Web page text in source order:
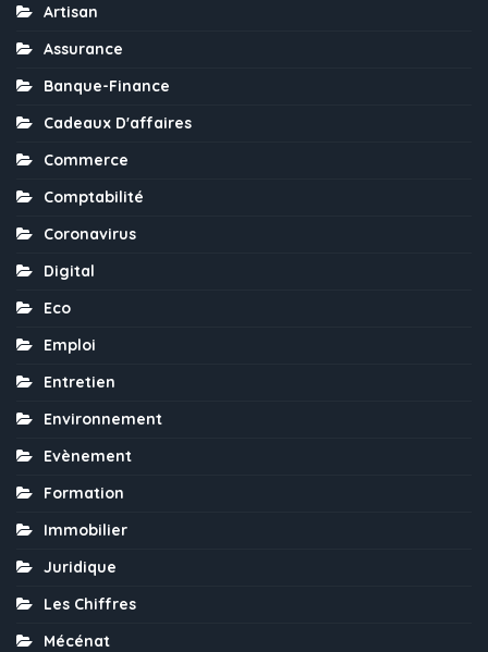
Artisan
Assurance
Banque-Finance
Cadeaux D'affaires
Commerce
Comptabilité
Coronavirus
Digital
Eco
Emploi
Entretien
Environnement
Evènement
Formation
Immobilier
Juridique
Les Chiffres
Mécénat